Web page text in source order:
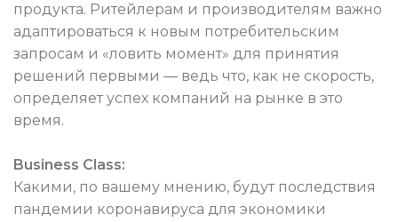
продукта. Ритейлерам и производителям важно
адаптироваться к новым потребительским
запросам и «ловить момент» для принятия
решений первыми — ведь что, как не скорость,
определяет успех компаний на рынке в это
время.
Business Class:
Какими, по вашему мнению, будут последствия
пандемии коронавируса для экономики